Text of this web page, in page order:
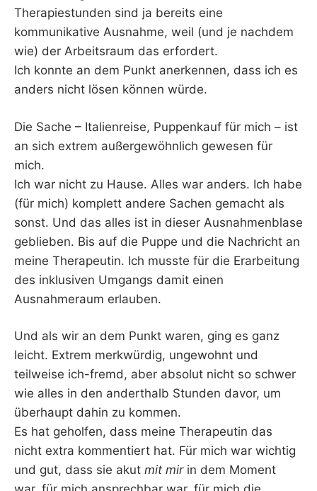
Therapiestunden sind ja bereits eine
kommunikative Ausnahme, weil (und je nachdem
wie) der Arbeitsraum das erfordert.
Ich konnte an dem Punkt anerkennen, dass ich es
anders nicht lösen können würde.
Die Sache – Italienreise, Puppenkauf für mich – ist
an sich extrem außergewöhnlich gewesen für
mich.
Ich war nicht zu Hause. Alles war anders. Ich habe
(für mich) komplett andere Sachen gemacht als
sonst. Und das alles ist in dieser Ausnahmenblase
geblieben. Bis auf die Puppe und die Nachricht an
meine Therapeutin. Ich musste für die Erarbeitung
des inklusiven Umgangs damit einen
Ausnahmeraum erlauben.
Und als wir an dem Punkt waren, ging es ganz
leicht. Extrem merkwürdig, ungewohnt und
teilweise ich-fremd, aber absolut nicht so schwer
wie alles in den anderthalb Stunden davor, um
überhaupt dahin zu kommen.
Es hat geholfen, dass meine Therapeutin das
nicht extra kommentiert hat. Für mich war wichtig
und gut, dass sie akut mit mirin dem Moment